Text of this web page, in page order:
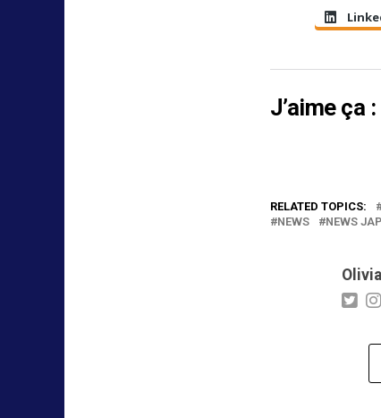
J’aime ça :
RELATED TOPICS:
NEWS
NEWS